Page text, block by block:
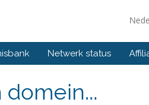
Netwerk status
domein...